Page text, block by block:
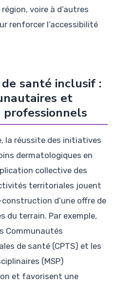
voire à d’autres
renforcer l’accessibilité
santé inclusif :
et
la réussite des initiatives
dermatologiques en
collective des
territoriales jouent
d’une offre de
du terrain. Par exemple,
Communautés
de santé (CPTS) et les
(MSP)
et favorisent une